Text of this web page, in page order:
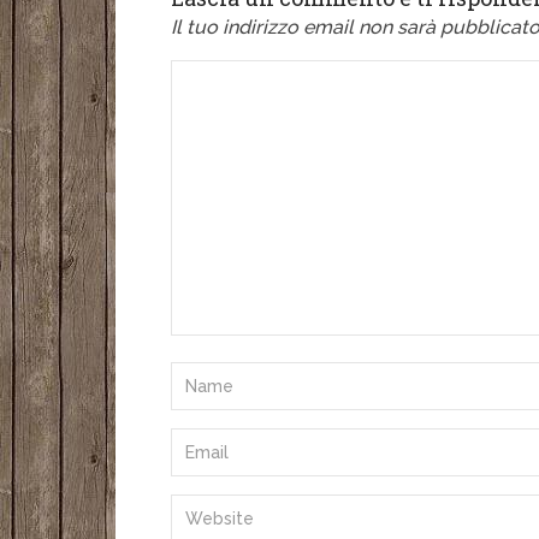
Il tuo indirizzo email non sarà